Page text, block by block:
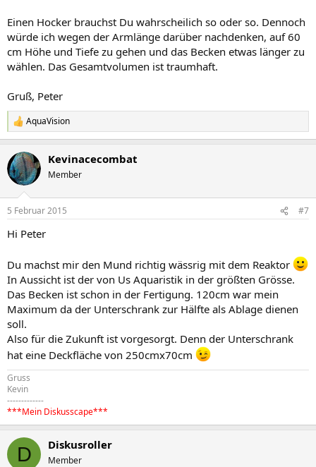
Einen Hocker brauchst Du wahrscheilich so oder so. Dennoch
würde ich wegen der Armlänge darüber nachdenken, auf 60
cm Höhe und Tiefe zu gehen und das Becken etwas länger zu
wählen. Das Gesamtvolumen ist traumhaft.
Gruß, Peter
R
e
k
t
i
e
:
AquaVision
Kevinacecombat
Member
5 Februar 2015 #7
Hi Peter
Du machst mir den Mund richtig wässrig mit dem Reaktor
In Aussicht ist der von Us Aquaristik in der größten Grösse.
Das Becken ist schon in der Fertigung. 120cm war mein
Maximum da der Unterschrank zur Hälfte als Ablage dienen
soll.
Also für die Zukunft ist vorgesorgt. Denn der Unterschrank
hat eine Deckfläche von 250cmx70cm
Gruss
Kevin
-------------
***Mein Diskusscape***
D Diskusroller
Member